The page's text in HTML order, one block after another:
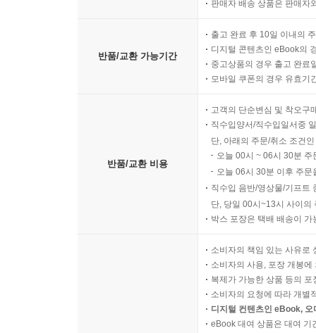
판매자 배송 상품은 판매자
반품/교환 가능기간
출고 완료 후 10일 이내의
디지털 콘텐츠인 eBook의
중고상품의 경우 출고 완료
모바일 쿠폰의 경우 유효기
반품/교환 비용
고객의 단순변심 및 착오구
직수입양서/직수입일서중
단, 아래의 주문/취소 조건
오늘 00시 ~ 06시 30분
오늘 06시 30분 이후 주
직수입 음반/영상물/기프트
단, 당일 00시~13시 사이의
박스 포장은 택배 배송이
소비자의 책임 있는 사유로
소비자의 사용, 포장 개봉
복제가 가능한 상품 등의
소비자의 요청에 따라 개별
디지털 컨텐츠인 eBook,
eBook 대여 상품은 대여 기